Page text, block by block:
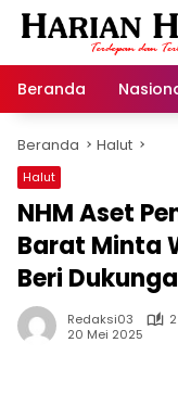
Langsung
Beranda
Beranda Halut
Halut
NHM Aset
Barat Minta
Beri
Redaksi03
20 Mei 2025